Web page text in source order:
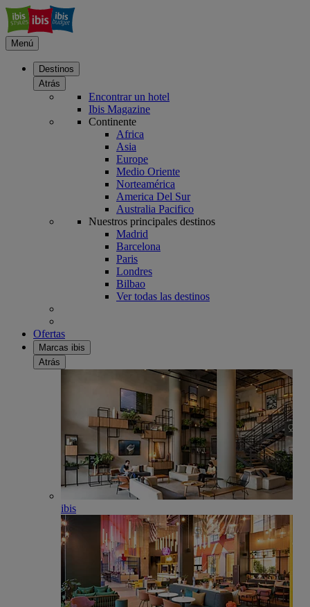
Menú
Destinos
Atrás
Encontrar un hotel
Ibis Magazine
Continente
Africa
Asia
Europe
Medio Oriente
Norteamérica
America Del Sur
Australia Pacifico
Nuestros principales destinos
Madrid
Barcelona
Paris
Londres
Bilbao
Ver todas las destinos
Ofertas
Marcas ibis
Atrás
ibis